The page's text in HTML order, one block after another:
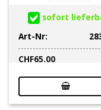
sofort
Art-Nr:
CHF65.00